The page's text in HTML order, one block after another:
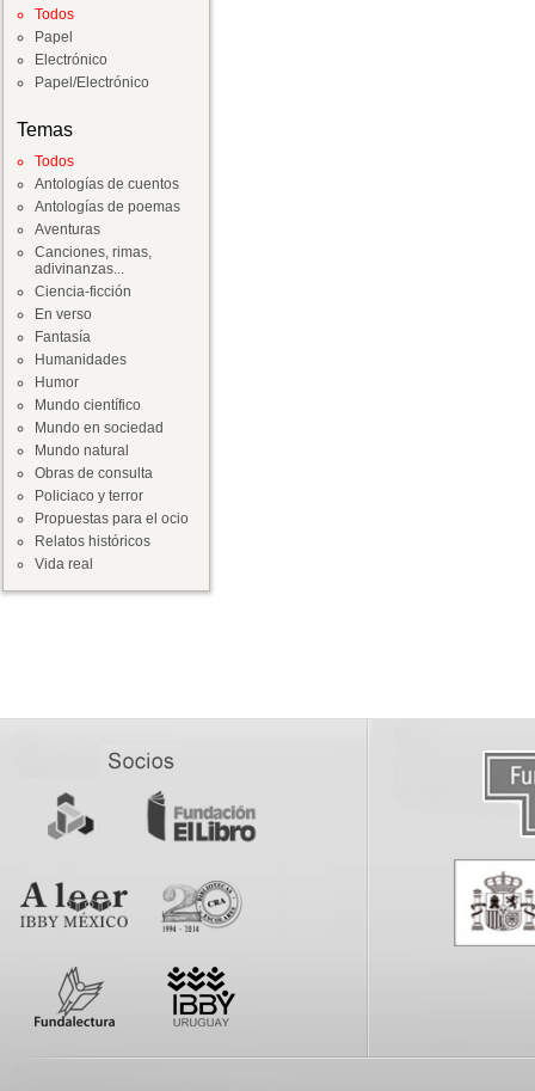
Todos
Papel
Electrónico
Papel/Electrónico
Temas
Todos
Antologías de cuentos
Antologías de poemas
Aventuras
Canciones, rimas,
adivinanzas...
Ciencia-ficción
En verso
Fantasía
Humanidades
Humor
Mundo científico
Mundo en sociedad
Mundo natural
Obras de consulta
Policiaco y terror
Propuestas para el ocio
Relatos históricos
Vida real